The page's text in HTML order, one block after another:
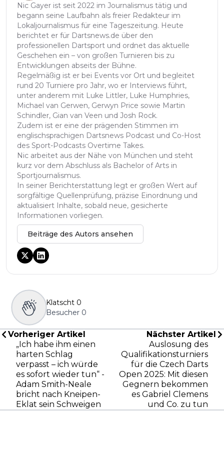
Nic Gayer ist seit 2022 im Journalismus tätig und
begann seine Laufbahn als freier Redakteur im
Lokaljournalismus für eine Tageszeitung. Heute
berichtet er für Dartsnews.de über den
professionellen Dartsport und ordnet das aktuelle
Geschehen ein – von großen Turnieren bis zu
Entwicklungen abseits der Bühne.
Regelmäßig ist er bei Events vor Ort und begleitet
rund 20 Turniere pro Jahr, wo er Interviews führt,
unter anderem mit Luke Littler, Luke Humphries,
Michael van Gerwen, Gerwyn Price sowie Martin
Schindler, Gian van Veen und Josh Rock.
Zudem ist er eine der prägenden Stimmen im
englischsprachigen Dartsnews Podcast und Co-Host
des Sport-Podcasts Overtime Takes.
Nic arbeitet aus der Nähe von München und steht
kurz vor dem Abschluss als Bachelor of Arts in
Sportjournalismus.
In seiner Berichterstattung legt er großen Wert auf
sorgfältige Quellenprüfung, präzise Einordnung und
aktualisiert Inhalte, sobald neue, gesicherte
Informationen vorliegen.
Beiträge des Autors ansehen
Klatscht 0
Besucher 0
Vorheriger Artikel
„Ich habe ihm einen
harten Schlag
verpasst – ich würde
es sofort wieder tun“ -
Adam Smith-Neale
bricht nach Kneipen-
Eklat sein Schweigen
Nächster Artikel
Auslosung des
Qualifikationsturniers
für die Czech Darts
Open 2025: Mit diesen
Gegnern bekommen
es Gabriel Clemens
und Co. zu tun